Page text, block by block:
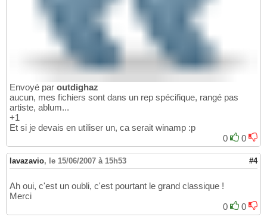
Envoyé par outdighaz
aucun, mes fichiers sont dans un rep spécifique, rangé pas
artiste, ablum...
+1
Et si je devais en utiliser un, ca serait winamp :p
0
0
lavazavio, le 15/06/2007 à 15h53 #4
Ah oui, c'est un oubli, c'est pourtant le grand classique !
Merci
0
0